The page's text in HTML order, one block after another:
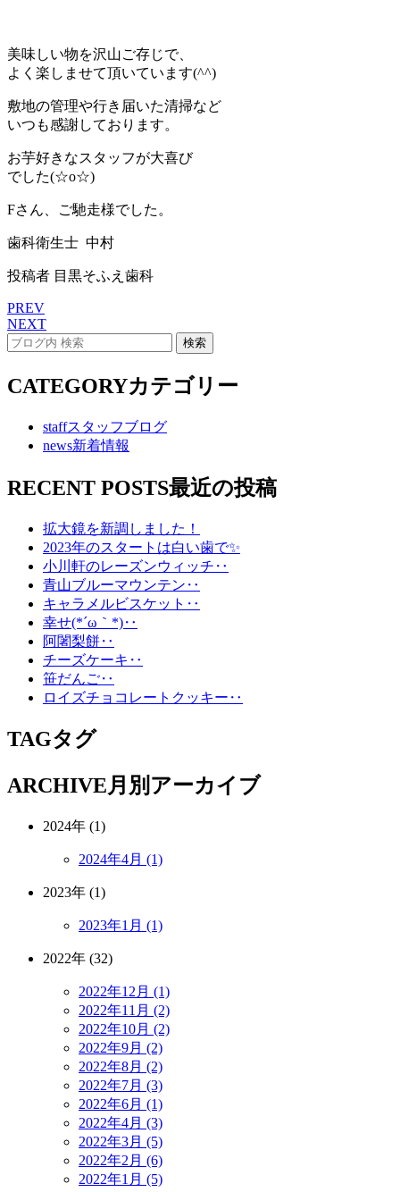
美味しい物を沢山ご存じで、
よく楽しませて頂いています(^^)
敷地の管理や行き届いた清掃など
いつも感謝しております。
お芋好きなスタッフが大喜び
でした(☆o☆)
Fさん、ご馳走様でした。
歯科衛生士 中村
投稿者 目黒そふえ歯科
PREV
NEXT
CATEGORYカテゴリー
staffスタッフブログ
news新着情報
RECENT POSTS最近の投稿
拡大鏡を新調しました！
2023年のスタートは白い歯で✨
小川軒のレーズンウィッチ‥
青山ブルーマウンテン‥
キャラメルビスケット‥
幸せ(*´ω｀*)‥
阿闍梨餅‥
チーズケーキ‥
笹だんご‥
ロイズチョコレートクッキー‥
TAGタグ
ARCHIVE月別アーカイブ
2024年 (1)
2024年4月 (1)
2023年 (1)
2023年1月 (1)
2022年 (32)
2022年12月 (1)
2022年11月 (2)
2022年10月 (2)
2022年9月 (2)
2022年8月 (2)
2022年7月 (3)
2022年6月 (1)
2022年4月 (3)
2022年3月 (5)
2022年2月 (6)
2022年1月 (5)